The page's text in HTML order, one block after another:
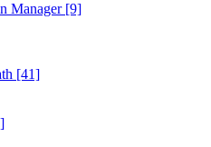
Manager [9]
[41]